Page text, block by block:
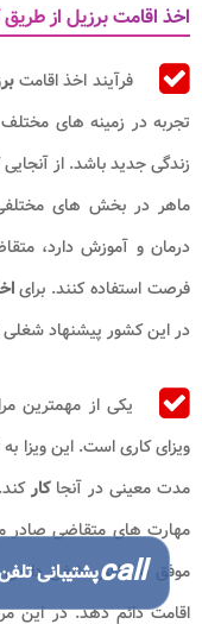
اخذ اقامت برزیل از طریق
فرآیند اخذ اقامت
تجربه در زمینه های
زندگی جدید باشد. از
ماهر در بخش های
درمان و آموزش دارد،
فرصت استفاده کنند. برای
در این کشور پیشنهاد
یکی از مهمترین
ویزای کاری است. این ویزا
مدت معینی در آنجاکار
مهارت های متقاضی صادر
موفق به یافتن شغل دائمی
اقامت دائم دهد. در این
callپشتیبانی